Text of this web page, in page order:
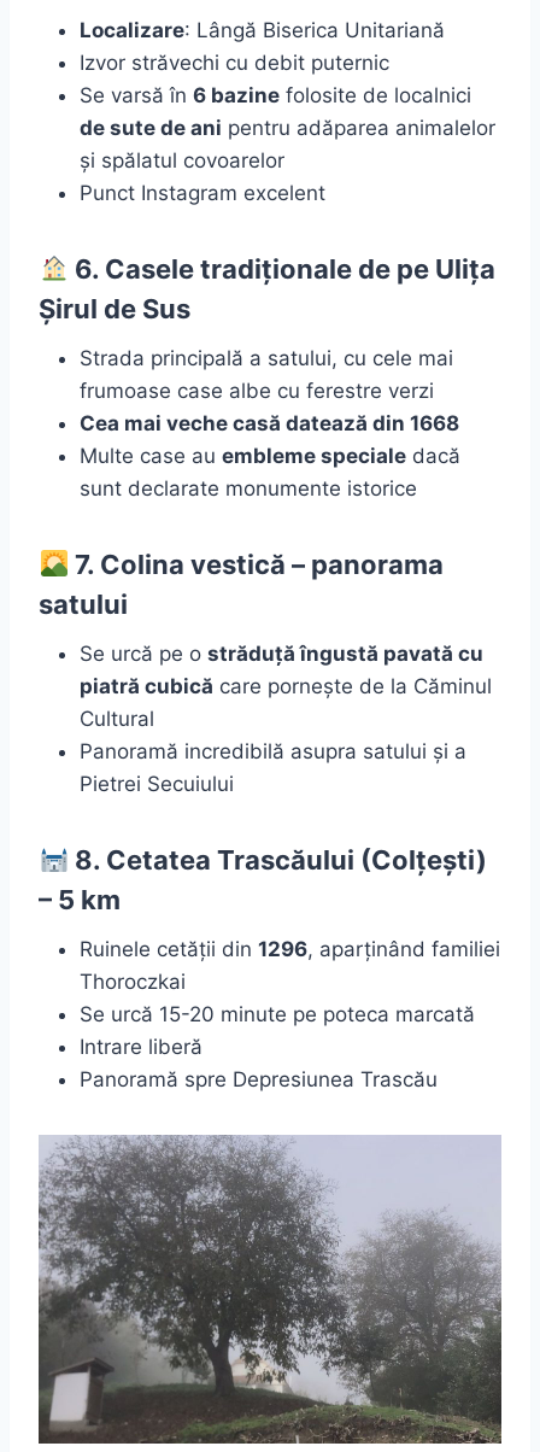
Localizare: Lângă Biserica Unitariană
Izvor străvechi cu debit puternic
Se varsă în 6 bazine folosite de localnici
de sute de ani pentru adăparea animalelor
și spălatul covoarelor
Punct Instagram excelent
6. Casele tradiționale de pe Ulița
Șirul de Sus
Strada principală a satului, cu cele mai
frumoase case albe cu ferestre verzi
Cea mai veche casă datează din 1668
Multe case au embleme speciale dacă
sunt declarate monumente istorice
7. Colina vestică – panorama
satului
Se urcă pe o străduță îngustă pavată cu
piatră cubică care pornește de la Căminul
Cultural
Panoramă incredibilă asupra satului și a
Pietrei Secuiului
8. Cetatea Trascăului (Colțești)
– 5 km
Ruinele cetății din 1296, aparținând familiei
Thoroczkai
Se urcă 15-20 minute pe poteca marcată
Intrare liberă
Panoramă spre Depresiunea Trascău